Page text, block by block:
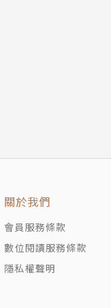
許？
關於我們
會員服務條款
數位閱讀服務條款
隱私權聲明